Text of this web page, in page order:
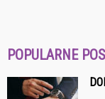
POPULARNE